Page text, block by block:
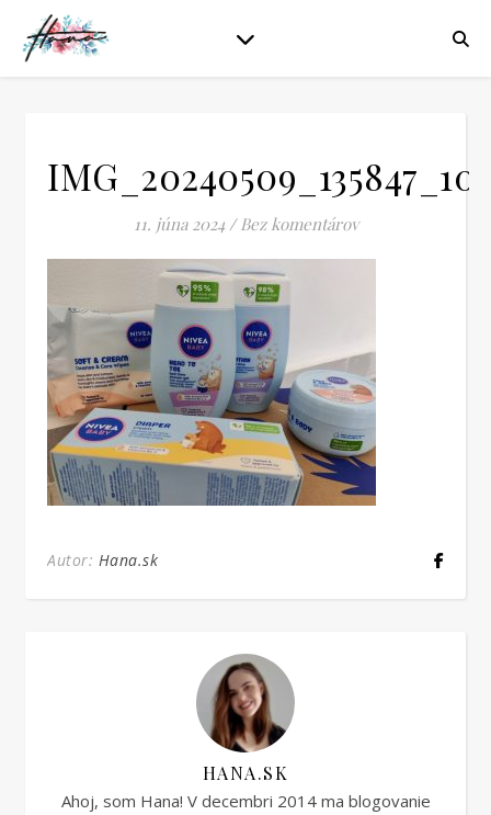
11. júna 2024 / Bez komentárov
Autor: Hana.sk
HANA.SK
Ahoj, som Hana! V decembri 2014 ma blogovanie